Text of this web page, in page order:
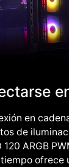
en
de
ARGB
ofrece